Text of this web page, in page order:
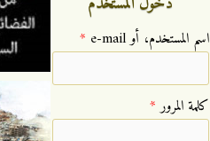
‏اسم المستخدم، أو e-mail ‏ *
‏كلمة المرور ‏*